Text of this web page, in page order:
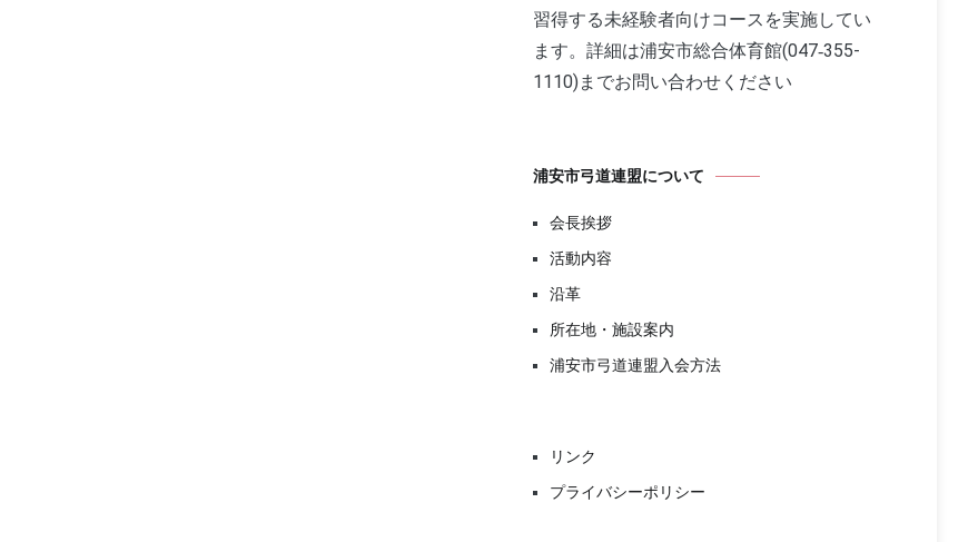
習得する未経験者向けコースを実施してい
ます。詳細は浦安市総合体育館(047‐355-
1110)までお問い合わせください
浦安市弓道連盟について
会長挨拶
活動内容
沿革
所在地・施設案内
浦安市弓道連盟入会方法
リンク
プライバシーポリシー